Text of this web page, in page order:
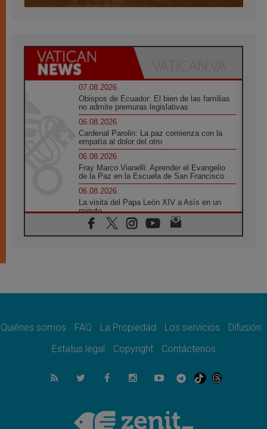
07.08.2026
Obispos de Ecuador: El bien de las familias
no admite premuras legislativas
06.08.2026
Cardenal Parolin: La paz comienza con la
empatía al dolor del otro
06.08.2026
Fray Marco Vianelli: Aprender el Evangelio
de la Paz en la Escuela de San Francisco
06.08.2026
La visita del Papa León XIV a Asís en un
minuto
06.08.2026
El agradecimiento de los jóvenes al Papa:
Comienzan "Diez Días Oración por la Paz"
Pizzaballa en Asís: los cristianos quieren
06.08.2026
Sturla: La visita de León XIV será una buena
León XIV: La revolución del Evangelio
derriba los muros que separan
Quiénes somos FAQ La Propiedad Los servicios
Difusión
Estatus legal
Copyright Contáctenos